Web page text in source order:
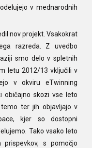
v mednarodnih
nov projekt. Vsakokrat
razreda. Z uvedbo
smo delo v spletnih
letu 2012/13 vključili v
v okviru eTwinning
običajno skozi vse leto
ter jih objavljajo v
kjer so dostopni
Tako vsako leto
s pomočjo